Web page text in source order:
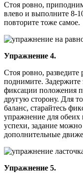
Стоя ровно,
влево и выполните 8-
повторите тоже самое.
Упражнение 4.
Стоя ровно,
поднимите.
фиксации положения
другую сторону. Для
баланс, старайтесь
упражнение для обеих
успехи, задание
дополнительные
Упражнение 5.